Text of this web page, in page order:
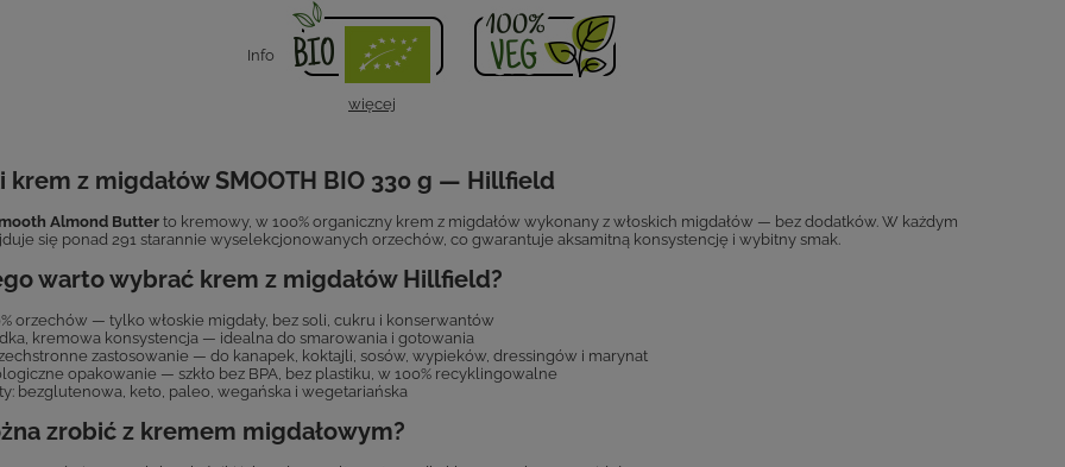
Info
więcej
krem z migdałów SMOOTH BIO 330 g — Hillfield
Almond Butter to kremowy, w 100% organiczny krem z migdałów wykonany z włoskich migdałów — bez dodatków. W każdym
się ponad 291 starannie wyselekcjonowanych orzechów, co gwarantuje aksamitną konsystencję i wybitny smak.
warto wybrać krem z migdałów Hillfield?
orzechów — tylko włoskie migdały, bez soli, cukru i konserwantów
kremowa konsystencja — idealna do smarowania i gotowania
zastosowanie — do kanapek, koktajli, sosów, wypieków, dressingów i marynat
opakowanie — szkło bez BPA, bez plastiku, w 100% recyklingowalne
bezglutenowa, keto, paleo, wegańska i wegetariańska
zrobić z kremem migdałowym?